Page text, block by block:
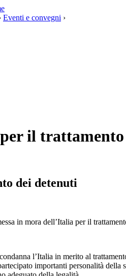
Eventi e convegni ›
il
dei detenuti
in mora dell’Italia per il
l’Italia in merito al
importanti personalità